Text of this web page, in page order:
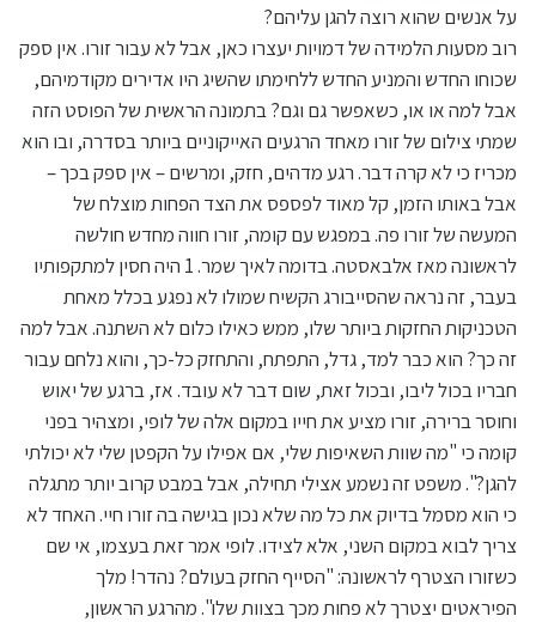
על אנשים שהוא רוצה להגן עליהם?
רוב מסעות הלמידה של דמויות יעצרו כאן, אבל לא עבור זורו. אין ספק
שכוחו החדש והמניע החדש ללחימתו שהשיג היו אדירים מקודמיהם,
אבל למה או או, כשאפשר גם וגם? בתמונה הראשית של הפוסט הזה
שמתי צילום של זורו מאחד הרגעים האייקוניים ביותר בסדרה, ובו הוא
מכריז כי לא קרה דבר. רגע מדהים, חזק, ומרשים – אין ספק בכך –
אבל באותו הזמן, קל מאוד לפספס את הצד הפחות מוצלח של
המעשה של זורו פה. במפגש עם קומה, זורו חווה מחדש חולשה
לראשונה מאז אלבאסטה. בדומה לאיך שמר. 1 היה חסין למתקפותיו
בעבר, זה נראה שהסייבורג הקשיח שמולו לא נפגע בכלל מאחת
הטכניקות החזקות ביותר שלו, ממש כאילו כלום לא השתנה. אבל למה
זה כך? הוא כבר למד, גדל, התפתח, והתחזק כל-כך, והוא נלחם עבור
חבריו בכול ליבו, ובכול זאת, שום דבר לא עובד. אז, ברגע של יאוש
וחוסר ברירה, זורו מציע את חייו במקום אלה של לופי, ומצהיר בפני
קומה כי "מה שוות השאיפות שלי, אם אפילו על הקפטן שלי לא יכולתי
להגן?". משפט זה נשמע אצילי תחילה, אבל במבט קרוב יותר מתגלה
כי הוא מסמל בדיוק את כל מה שלא נכון בגישה בה זורו חיי. האחד לא
צריך לבוא במקום השני, אלא לצידו. לופי אמר זאת בעצמו, אי שם
כשזורו הצטרף לראשונה: "הסייף החזק בעולם? נהדר! מלך
הפיראטים יצטרך לא פחות מכך בצוות שלו". מהרגע הראשון,